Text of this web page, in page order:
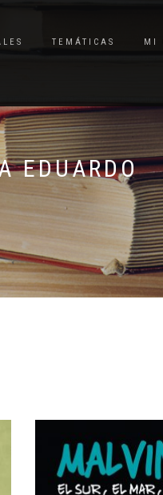
TEMÁTICAS MI
EDUARDO